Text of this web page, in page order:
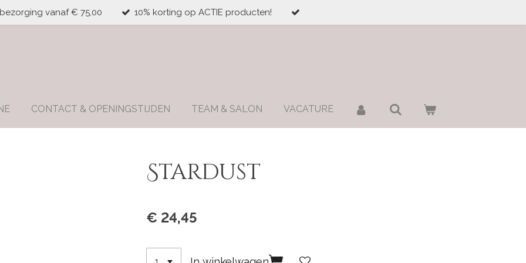
vanaf € 75,00 10% korting op ACTIE producten!
CONTACT & OPENINGSTIJDEN TEAM & SALON VACATURE
Stardust
€ 24,45